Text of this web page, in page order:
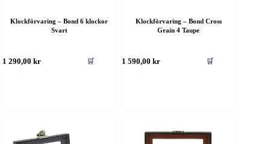
Klockförvaring – Bond 6 klockor
Svart
1 290,00kr 🛒
Klockförvaring – Bond Cross
Grain 4 Taupe
1 590,00kr 🛒